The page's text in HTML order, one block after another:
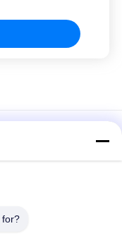
non toxique,
for?